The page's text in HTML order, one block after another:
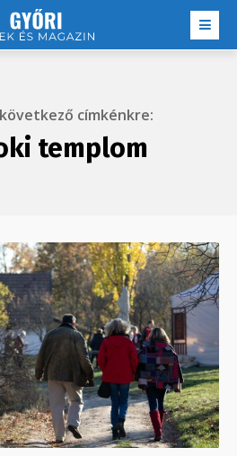
címkénkre:
templom